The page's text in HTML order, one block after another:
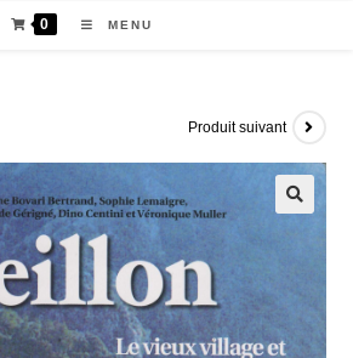
0 MENU
Produit suivant